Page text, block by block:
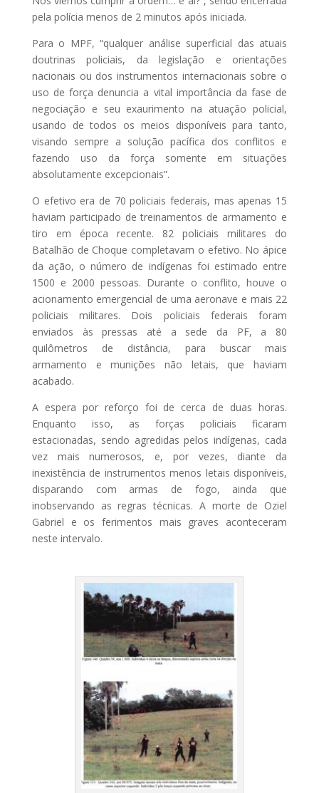
pela polícia menos de 2 minutos após iniciada.
Para o MPF, “qualquer análise superficial das atuais
doutrinas policiais, da legislação e orientações
nacionais ou dos instrumentos internacionais sobre o
uso de força denuncia a vital importância da fase de
negociação e seu exaurimento na atuação policial,
usando de todos os meios disponíveis para tanto,
visando sempre a solução pacífica dos conflitos e
fazendo uso da força somente em situações
absolutamente excepcionais”.
O efetivo era de 70 policiais federais, mas apenas 15
haviam participado de treinamentos de armamento e
tiro em época recente. 82 policiais militares do
Batalhão de Choque completavam o efetivo. No ápice
da ação, o número de indígenas foi estimado entre
1500 e 2000 pessoas. Durante o conflito, houve o
acionamento emergencial de uma aeronave e mais 22
policiais militares. Dois policiais federais foram
enviados às pressas até a sede da PF, a 80
quilômetros de distância, para buscar mais
armamento e munições não letais, que haviam
acabado.
A espera por reforço foi de cerca de duas horas.
Enquanto isso, as forças policiais ficaram
estacionadas, sendo agredidas pelos indígenas, cada
vez mais numerosos, e, por vezes, diante da
inexistência de instrumentos menos letais disponíveis,
disparando com armas de fogo, ainda que
inobservando as regras técnicas. A morte de Oziel
Gabriel e os ferimentos mais graves aconteceram
neste intervalo.